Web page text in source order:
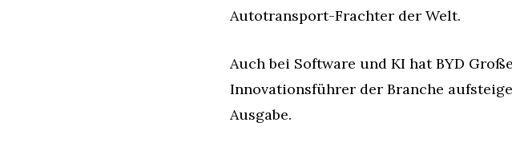
Autotransport-Frachter der Welt.
Auch bei Software und KI hat BYD
Innovationsführer der Branche
Ausgabe.